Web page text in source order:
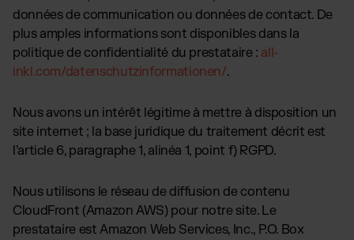
données de communication ou données de contact. De
plus amples informations sont disponibles dans la
politique de confidentialité du prestataire : all-
inkl.com/datenschutzinformationen/.
Nous avons un intérêt légitime à mettre à disposition un
site internet ; la base juridique du traitement décrit est
l’article 6, paragraphe 1, alinéa 1, point f) RGPD.
Nous utilisons le réseau de diffusion de contenu
CloudFront (Amazon AWS) pour notre site. Le
prestataire est Amazon Web Services, Inc., P.O. Box